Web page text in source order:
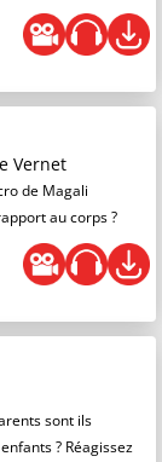
Vernet
de Magali
au corps ?
sont ils
? Réagissez